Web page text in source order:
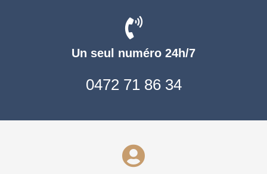
Un seul numéro 24h/7
0472 71 86 34